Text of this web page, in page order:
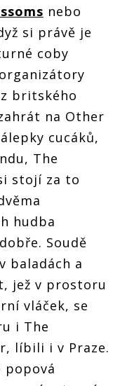
nebo
si právě je
coby
britského
na Other
cucáků,
The
stojí za to
hudba
Soudě
baladách a
jež v prostoru
vláček, se
i The
líbili i v Praze.
popová